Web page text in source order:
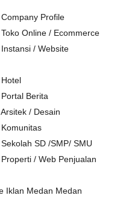
Profile
Online / Ecommerce
/ Website
Berita
/ Desain
SD /SMP/ SMU
/ Web Penjualan
Iklan Medan Medan